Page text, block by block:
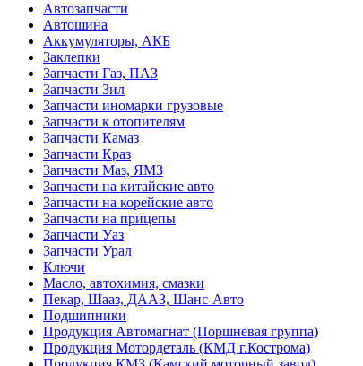
Автозапчасти
Автошина
Аккумуляторы, АКБ
Заклепки
Запчасти Газ, ПАЗ
Запчасти Зил
Запчасти иномарки грузовые
Запчасти к отопителям
Запчасти Камаз
Запчасти Краз
Запчасти Маз, ЯМЗ
Запчасти на китайские авто
Запчасти на корейские авто
Запчасти на прицепы
Запчасти Уаз
Запчасти Урал
Ключи
Масло, автохимия, смазки
Пекар, Шааз, ДААЗ, Шанс-Авто
Подшипники
Продукция Автомагнат (Поршневая группа)
Продукция Мотордеталь (КМД г.Кострома)